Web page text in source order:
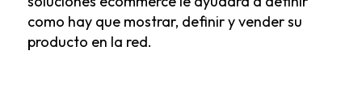
como hay que mostrar, definir y vender su
producto en la red.